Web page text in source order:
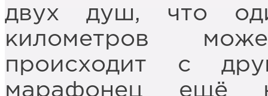
двух душ, что
километров
происходит с
марафонец ещё